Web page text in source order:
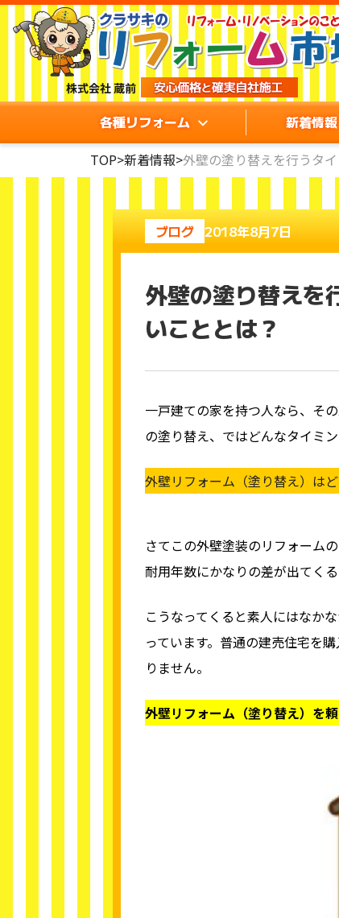
各種リフォーム 新着情報
TOP>新着情報>外壁の塗り替えを行うタ
ブログ 2018年8月7日
外壁の塗り替えを
いこととは？
一戸建ての家を持つ人なら、そ
の塗り替え、ではどんなタイミ
外壁リフォーム（塗り替え）は
さてこの外壁塗装のリフォーム
耐用年数にかなりの差が出てく
こうなってくると素人にはなか
っています。普通の建売住宅を
りません。
外壁リフォーム（塗り替え）を